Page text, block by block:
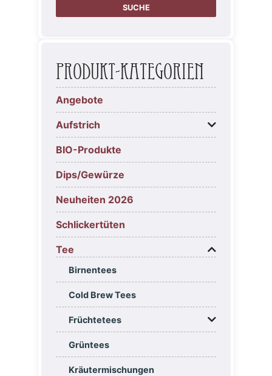
SUCHE
Produkt-Kategorien
Angebote
Aufstrich
BIO-Produkte
Dips/Gewürze
Neuheiten 2026
Schlickertüten
Tee
Birnentees
Cold Brew Tees
Früchtetees
Grüntees
Kräutermischungen